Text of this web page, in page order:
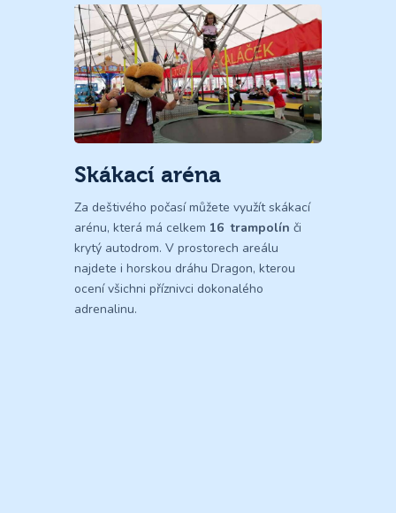
Skákací aréna
Za deštivého počasí můžete využít skákací
arénu, která má celkem 16 trampolín či
krytý autodrom. V prostorech areálu
najdete i horskou dráhu Dragon, kterou
ocení všichni příznivci dokonalého
adrenalinu.